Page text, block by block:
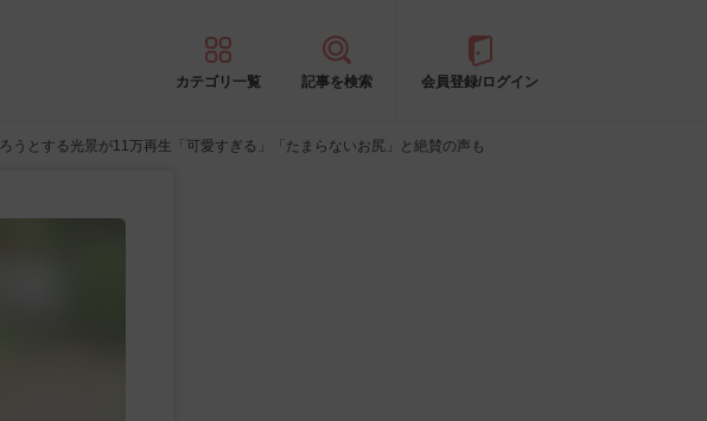
カテゴリ一覧 記事を検索 会員登録/ログイン
とする光景が11万再生「可愛すぎる」「たまらないお尻」と絶賛の声も